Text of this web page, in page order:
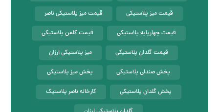
قیمت میز پلاستیکی قیمت میز پلاستیکی ناصر
قیمت چهارپایه پلاستیکی قیمت کلمن پلاستیکی
قیمت گلدان پلاستیکی میز پلاستیکی ارزان
پخش صندلی پلاستیکی پخش میز پلاستیکی
پخش گلدان پلاستیکی کارخانه ناصر پلاستیک